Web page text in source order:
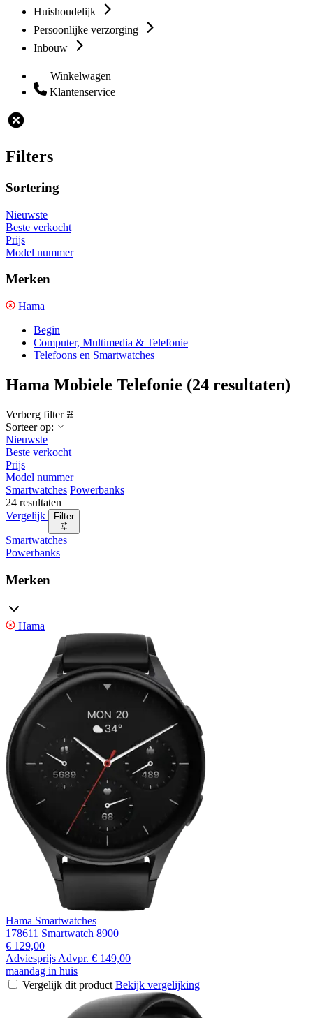
Huishoudelijk
Persoonlijke verzorging
Inbouw
Winkelwagen
Klantenservice
Filters
Sortering
Nieuwste
Beste verkocht
Prijs
Model nummer
Merken
Hama
Begin
Computer, Multimedia & Telefonie
Telefoons en Smartwatches
Hama Mobiele Telefonie (24 resultaten)
Verberg filter
Sorteer op:
Nieuwste
Beste verkocht
Prijs
Model nummer
Smartwatches Powerbanks
24 resultaten
Vergelijk
Filter
Smartwatches
Powerbanks
Merken
Hama
Hama Smartwatches
178611 Smartwatch 8900
€ 129,00
Adviesprijs Advpr. € 149,00
maandag in huis
Vergelijk dit product Bekijk vergelijking